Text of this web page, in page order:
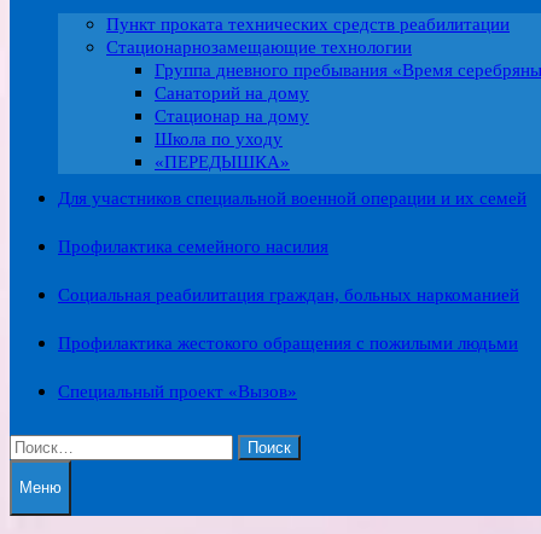
Пункт проката технических средств реабилитации
Стационарнозамещающие технологии
Группа дневного пребывания «Время
Санаторий на дому
Стационар на дому
Школа по уходу
«ПЕРЕДЫШКА»
Для участников специальной военной операции и их семей
Профилактика семейного насилия
Социальная реабилитация граждан, больных наркоманией
Профилактика жестокого обращения с пожилыми людьми
Специальный проект «Вызов»
Найти:
Меню